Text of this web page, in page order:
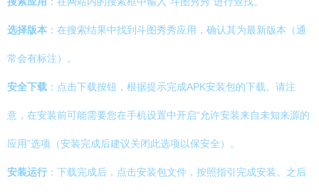
选择版本 ：在搜索结果中找到斗图秀秀应用，确认其为最新版本（通
常会有标注）。
安全下载 ：点击下载按钮，根据提示完成APK安装包的下载。请注
意，在安装前可能需要您在手机设置中开启“允许安装来自未知来源的
应用”选项（安装完成后建议关闭此选项以保安全）。
安装运行 ：下载完成后，点击安装包文件，按照指引完成安装。之后